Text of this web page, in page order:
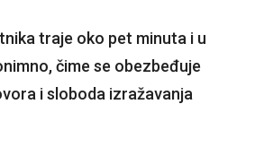
traje oko pet minuta i u
čime se obezbeđuje
i sloboda izražavanja